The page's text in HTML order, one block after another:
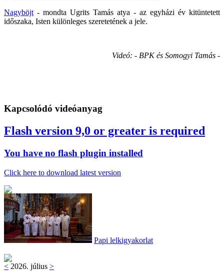
Nagyböjt - mondta Ugrits Tamás atya - az egyházi év kitüntetett
időszaka, Isten különleges szeretetének a jele.
Videó: - BPK és Somogyi Tamás -
Kapcsolódó videóanyag
Flash version 9,0 or greater is required
You have no flash plugin installed
Click here to download latest version
Papi lelkigyakorlat
< 2026. július >